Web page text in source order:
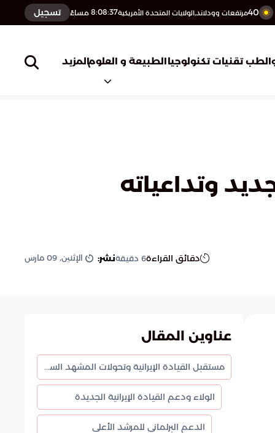
40مرتفعات وودلاند,الولايات المتحدة الأمريكية8:08:38 مساءً تسجيل
تقنيات تكنولوجياالطبيعة و العلومالمزيد
وتداعياته
دقائق القراءة6 دقيقةنشر: الإثنين, 09 مارس
عناوين المقال
مستقبل القيادة الإيرانية وتحولات المشهد السياسي
الولاء ودعم القيادة الإيرانية الجديدة
الدعم البرلماني للمرشد الأعلى